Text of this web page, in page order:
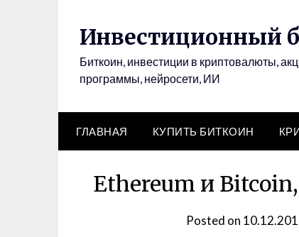
Инвестиционный
Биткоин, инвестиции в криптовалюты,
программы, нейросети, ИИ
ГЛАВНАЯ КУПИТЬ БИТКОИН
Ethereum и
Posted on